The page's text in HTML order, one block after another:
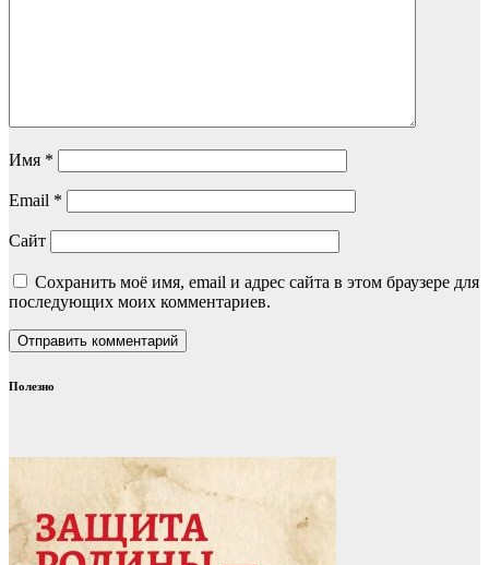
Имя *
Email *
Сайт
Сохранить моё имя, email и адрес сайта в этом браузере для
последующих моих комментариев.
Полезно